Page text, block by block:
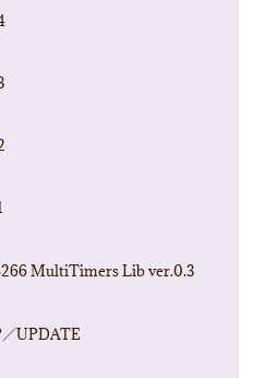
MultiTimers Lib ver.0.3
／UPDATE